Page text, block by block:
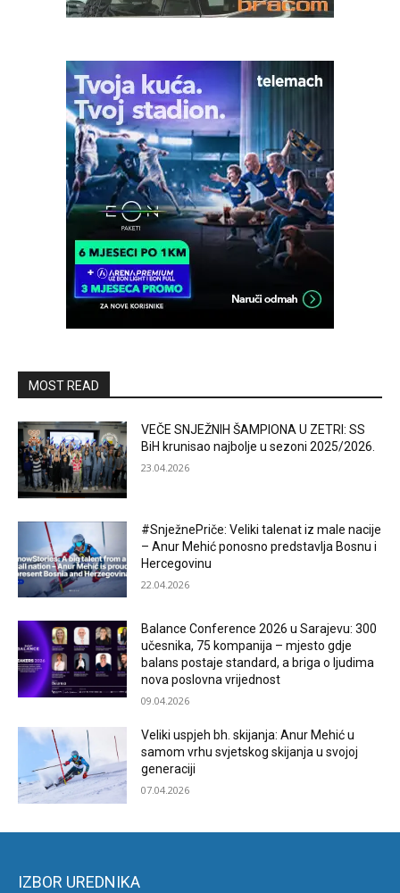
MOST READ
VEČE SNJEŽNIH ŠAMPIONA U ZETRI: SS
BiH krunisao najbolje u sezoni 2025/2026.
23.04.2026
#SnježnePriče: Veliki talenat iz male nacije
– Anur Mehić ponosno predstavlja Bosnu i
Hercegovinu
22.04.2026
Balance Conference 2026 u Sarajevu: 300
učesnika, 75 kompanija – mjesto gdje
balans postaje standard, a briga o ljudima
nova poslovna vrijednost
09.04.2026
Veliki uspjeh bh. skijanja: Anur Mehić u
samom vrhu svjetskog skijanja u svojoj
generaciji
07.04.2026
IZBOR UREDNIKA